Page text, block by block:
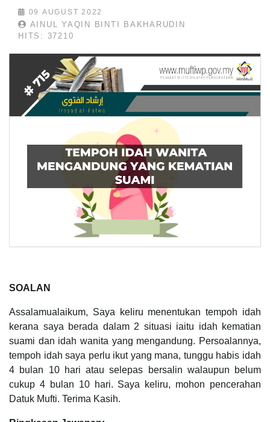
09 AUGUST 2022
AINUL YAQIN BINTI BAKHARUDIN
HITS: 37210
SOALAN
Assalamualaikum, Saya keliru menentukan tempoh idah
kerana saya berada dalam 2 situasi iaitu idah kematian
suami dan idah wanita yang mengandung. Persoalannya,
tempoh idah saya perlu ikut yang mana, tunggu habis idah
4 bulan 10 hari atau selepas bersalin walaupun belum
cukup 4 bulan 10 hari. Saya keliru, mohon pencerahan
Datuk Mufti. Terima Kasih.